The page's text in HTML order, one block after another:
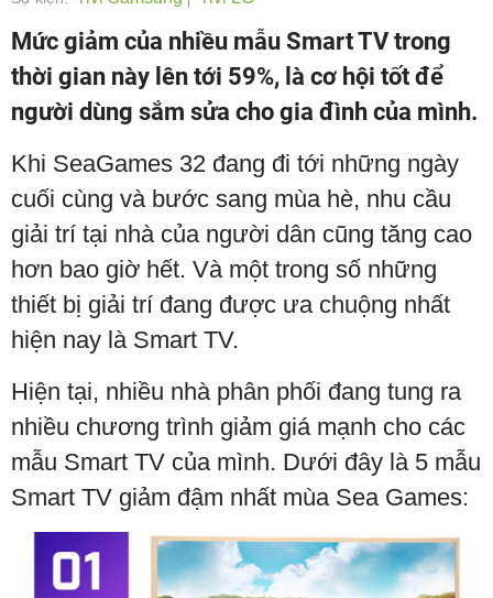
Mức giảm của nhiều mẫu Smart TV trong
thời gian này lên tới 59%, là cơ hội tốt để
người dùng sắm sửa cho gia đình của mình.
Khi SeaGames 32 đang đi tới những ngày
cuối cùng và bước sang mùa hè, nhu cầu
giải trí tại nhà của người dân cũng tăng cao
hơn bao giờ hết. Và một trong số những
thiết bị giải trí đang được ưa chuộng nhất
hiện nay là Smart TV.
Hiện tại, nhiều nhà phân phối đang tung ra
nhiều chương trình giảm giá mạnh cho các
mẫu Smart TV của mình. Dưới đây là 5 mẫu
Smart TV giảm đậm nhất mùa Sea Games: